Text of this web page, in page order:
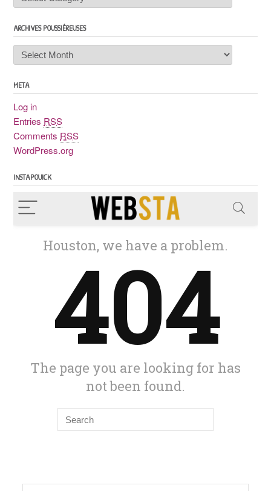
ARCHIVES POUSSIÉREUSES
Archives
poussiéreuses
META
Log in
Entries RSS
Comments RSS
WordPress.org
INSTAPOUICK